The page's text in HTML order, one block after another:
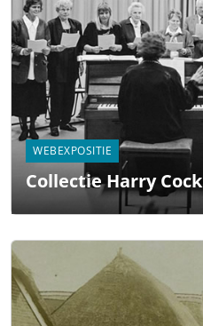
WEBEXPOSITIE
Collectie Harry Cock